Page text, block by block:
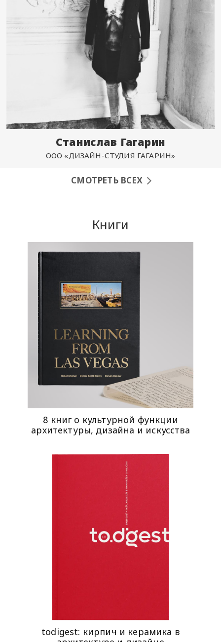
Станислав Гагарин
ООО «ДИЗАЙН-СТУДИЯ ГАГАРИН»
СМОТРЕТЬ ВСЕХ
Книги
8 книг о культурной функции
архитектуры, дизайна и искусства
todigest: кирпич и керамика в